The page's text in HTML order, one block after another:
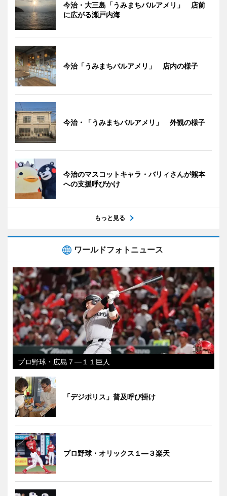
今治・大三島「うみまちバルアメリ」 店前
に広がる瀬戸内海
今治「うみまちバルアメリ」 店内の様子
今治・「うみまちバルアメリ」 外観の様子
今治のマスコットキャラ・バリィさんが熊本
への支援呼びかけ
もっと見る
ワールドフォトニュース
プロ野球・広島７―１１巨人
「デジポリス」普及呼び掛け
プロ野球・オリックス１―３楽天